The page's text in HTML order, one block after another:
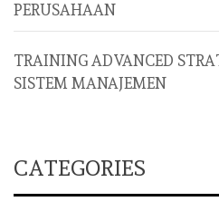
PERUSAHAAN
TRAINING ADVANCED
SISTEM MANAJEMEN
CATEGORIES